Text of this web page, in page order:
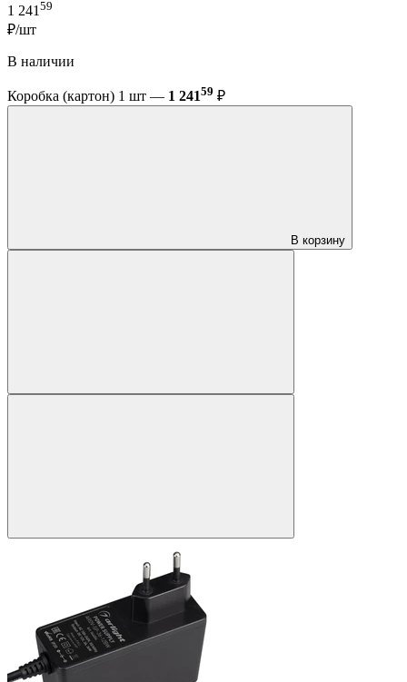
1 241 59
₽/шт
В наличии
Коробка (картон) 1 шт — 1 24159 ₽
В корзину